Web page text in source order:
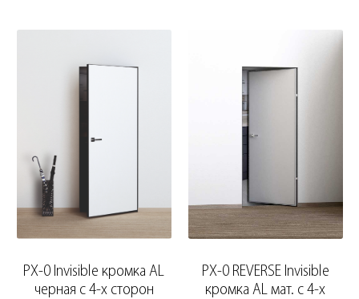
PX-0 Invisible кромка AL
черная с 4-х сторон
PX-0 REVERSE Invisible
кромка AL мат. с 4-х